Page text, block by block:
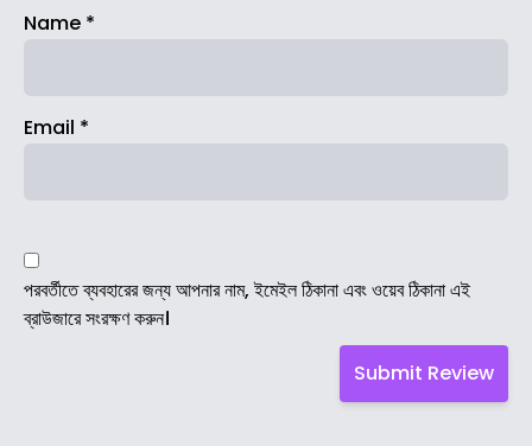
Name *
Email *
পরবর্তীতে ব্যবহারের জন্য আপনার নাম, ইমেইল ঠিকানা এবং ওয়েব ঠিকানা এই
ব্রাউজারে সংরক্ষণ করুন।